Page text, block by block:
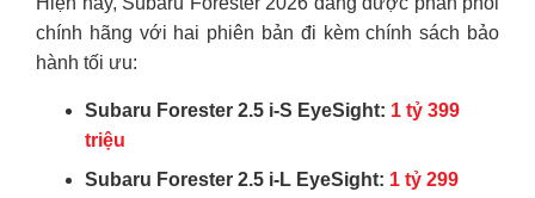
chính hãng với hai phiên bản đi kèm chính sách bảo
hành tối ưu:
Subaru Forester 2.5 i-S EyeSight: 1 tỷ 399
triệu
Subaru Forester 2.5 i-L EyeSight: 1 tỷ 299